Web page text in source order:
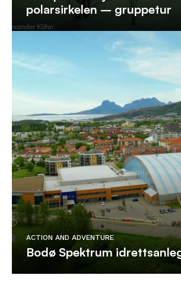
polarsirkelen – gruppetur
ACTION AND ADVENTURE
Bodø Spektrum